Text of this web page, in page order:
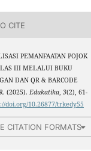
CITE
PEMANFAATAN POJOK
III MELALUI BUKU
DAN QR & BARCODE
(2025).Edukatika,3(2), 61-
doi.org/10.26877/trkedy55
CITATION FORMATS